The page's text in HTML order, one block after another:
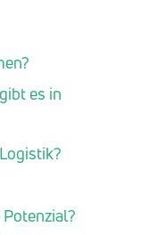
es in